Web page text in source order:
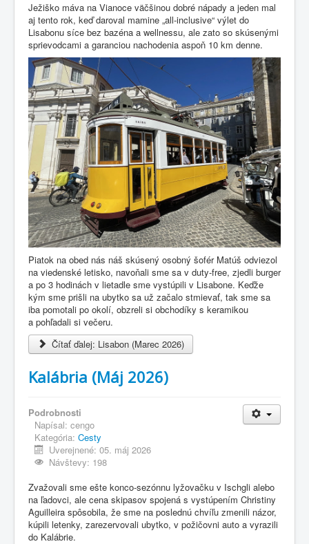
Ježiško máva na Vianoce väčšinou dobré nápady a jeden mal
aj tento rok, keď daroval mamine „all-inclusive“ výlet do
Lisabonu síce bez bazéna a wellnessu, ale zato so skúsenými
sprievodcami a garanciou nachodenia aspoň 10 km denne.
Piatok na obed nás náš skúsený osobný šofér Matúš odviezol
na viedenské letisko, navoňali sme sa v duty-free, zjedli burger
a po 3 hodinách v lietadle sme vystúpili v Lisabone. Keďže
kým sme prišli na ubytko sa už začalo stmievať, tak sme sa
iba pomotali po okolí, obzreli si obchodíky s keramikou
a pohľadali si večeru.
Čítať ďalej: Lisabon (Marec 2026)
Kalábria (Máj 2026)
Podrobnosti
Napísal: cengo
Kategória: Cesty
Uverejnené: 05. máj 2026
Návštevy: 198
Zvažovali sme ešte konco-sezónnu lyžovačku v Ischgli alebo
na ľadovci, ale cena skipasov spojená s vystúpením Christiny
Aguilleira spôsobila, že sme na poslednú chvíľu zmenili názor,
kúpili letenky, zarezervovali ubytko, v požičovni auto a vyrazili
do Kalábrie.